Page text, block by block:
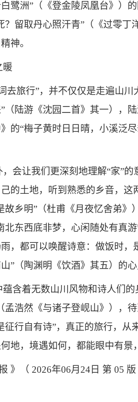
鹭洲”（《登金陵凤凰台》）
？留取丹心照汗青”（《过零
神。
暖
去旅行”，并不仅仅是走遍山
（陆游《沈园二首》其一），
的“梅子黄时日日晴，小溪泛
会让我们更深刻地理解“家”
的土地，听到熟悉的乡音，
故乡明”（杜甫《月夜忆舍弟
北东西底非梦，心闲随处有真
，都可以唤醒诗意：做饭时
”（陶渊明《饮酒》其五）的心
含着无数山川风物和诗人们
孟浩然《与诸子登岘山》），
征行自有诗”，真正的旅行，
地，境遇如何，都能眼中有景
》（ 2026年06月24日 第 05